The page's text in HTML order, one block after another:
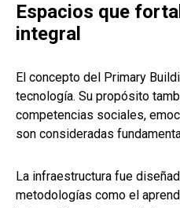
Espacios que
integral
El concepto del Primary
tecnología. Su propósito
competencias sociales,
son consideradas
La infraestructura fue
metodologías como el